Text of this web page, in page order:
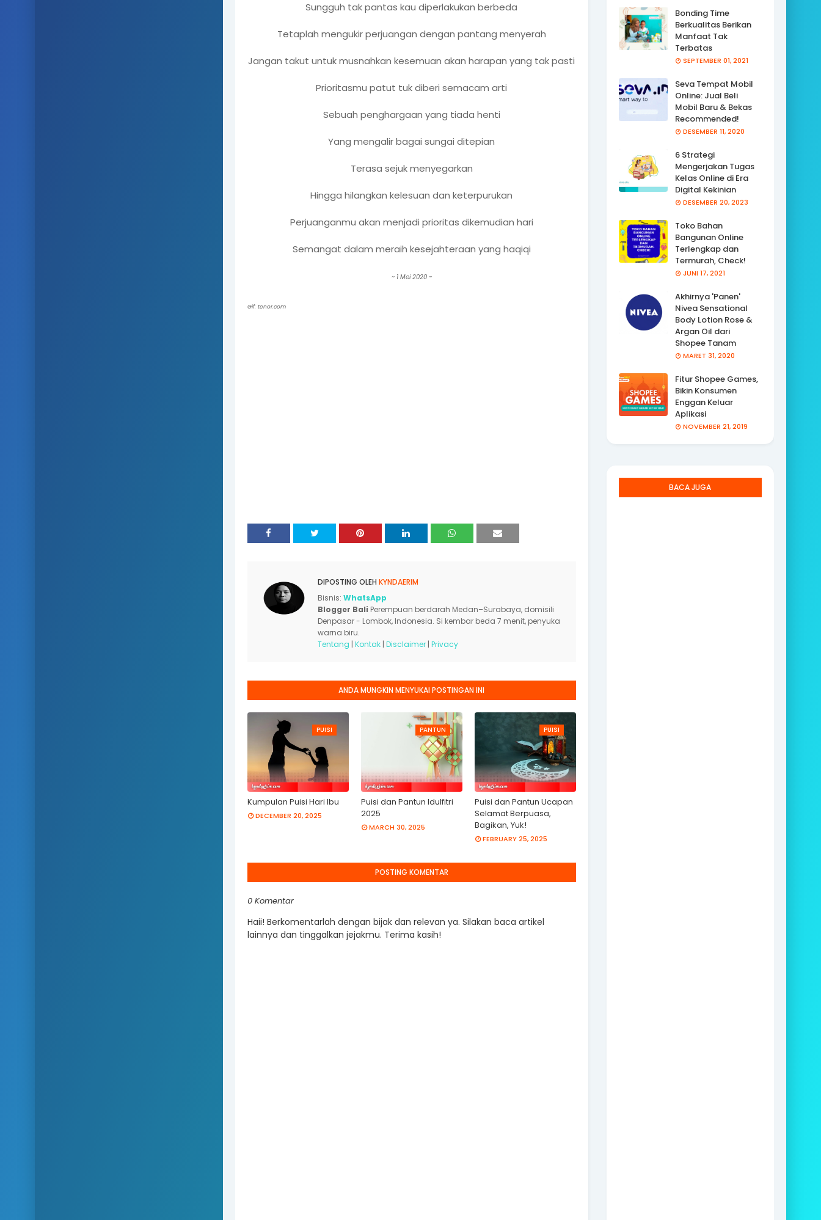
Sungguh tak pantas kau diperlakukan berbeda
Tetaplah mengukir perjuangan dengan pantang menyerah
Jangan takut untuk musnahkan kesemuan akan harapan yang tak pasti
Prioritasmu patut tuk diberi semacam arti
Sebuah penghargaan yang tiada henti
Yang mengalir bagai sungai ditepian
Terasa sejuk menyegarkan
Hingga hilangkan kelesuan dan keterpurukan
Perjuanganmu akan menjadi prioritas dikemudian hari
Semangat dalam meraih kesejahteraan yang haqiqi
~ 1 Mei 2020 ~
Gif: tenor.com
DIPOSTING OLEH KYNDAERIM
Bisnis: WhatsApp
Blogger Bali Perempuan berdarah Medan–Surabaya, domisili
Denpasar - Lombok, Indonesia. Si kembar beda 7 menit, penyuka
warna biru.
Tentang | Kontak| Disclaimer| Privacy
ANDA MUNGKIN MENYUKAI POSTINGAN INI
PUISI
Kumpulan Puisi Hari Ibu
DECEMBER 20, 2025
PANTUN
Puisi dan Pantun Idulfitri
2025
MARCH 30, 2025
PUISI
Puisi dan Pantun Ucapan
Selamat Berpuasa,
Bagikan, Yuk!
FEBRUARY 25, 2025
POSTING KOMENTAR
0 Komentar
Haii! Berkomentarlah dengan bijak dan relevan ya. Silakan baca artikel
lainnya dan tinggalkan jejakmu. Terima kasih!
Bonding Time
Berkualitas Berikan
Manfaat Tak
Terbatas
SEPTEMBER 01, 2021
Seva Tempat Mobil
Online: Jual Beli
Mobil Baru & Bekas
Recommended!
DESEMBER 11, 2020
6 Strategi
Mengerjakan Tugas
Kelas Online di Era
Digital Kekinian
DESEMBER 20, 2023
Toko Bahan
Bangunan Online
Terlengkap dan
Termurah, Check!
JUNI 17, 2021
Akhirnya 'Panen'
Nivea Sensational
Body Lotion Rose &
Argan Oil dari
Shopee Tanam
MARET 31, 2020
Fitur Shopee Games,
Bikin Konsumen
Enggan Keluar
Aplikasi
NOVEMBER 21, 2019
BACA JUGA